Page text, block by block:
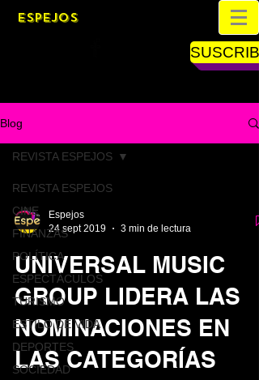
ESPEJOS
Blog
REVISTA ESPEJOS
CINE
FINANZAS
POLÍTICA
ESPECTÁCULOS
TURISMO
ESTILO DE VIDA
DEPORTES
SOCIEDAD
REVISTA ESPEJOS
Espejos
24 sept 2019
3 min de lectura
UNIVERSAL MUSIC
GROUP LIDERA LAS
NOMINACIONES EN
LAS CATEGORÍAS